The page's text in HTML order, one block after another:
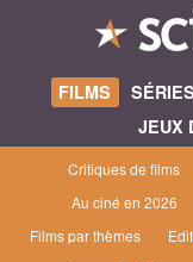
FILMS
JEUX
Critiques de films
Au ciné en 2026
Films par thèmes